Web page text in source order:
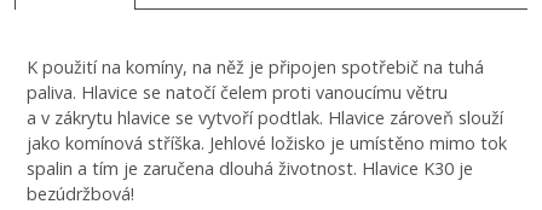
K použití na komíny, na něž je připojen spotřebič na tuhá
paliva. Hlavice se natočí čelem proti vanoucímu větru
a v zákrytu hlavice se vytvoří podtlak. Hlavice zároveň slouží
jako komínová stříška. Jehlové ložisko je umístěno mimo tok
spalin a tím je zaručena dlouhá životnost. Hlavice K30 je
bezúdržbová!